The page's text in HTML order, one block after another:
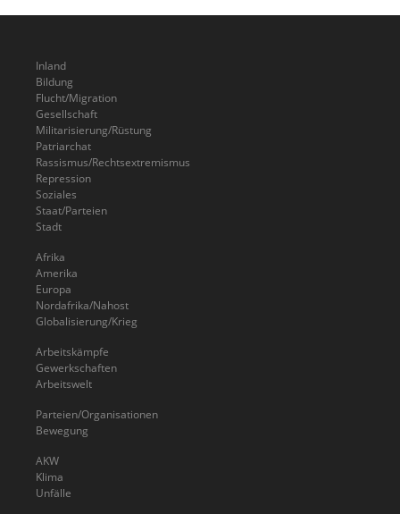
Inland
Bildung
Flucht/Migration
Gesellschaft
Militarisierung/Rüstung
Patriarchat
Rassismus/Rechtsextremismus
Repression
Soziales
Staat/Parteien
Stadt
Afrika
Amerika
Europa
Nordafrika/Nahost
Globalisierung/Krieg
Arbeitskämpfe
Gewerkschaften
Arbeitswelt
Parteien/Organisationen
Bewegung
AKW
Klima
Unfälle